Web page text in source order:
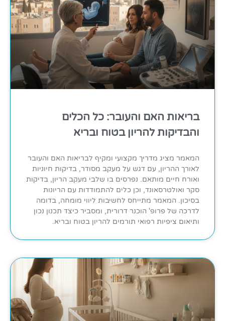
בריאות האם והעובר: כל הכלים
והבדיקות להריון בטוח ובריא
המאמר מציג מדריך מקצועי ומקיף לבריאות האם והעובר
לאורך ההריון, עם דגש על מעקב מסודר, בדיקות חיוניות
ואורח חיים מותאם. נפרסים בו שלבי מעקב הריון, בדיקות
סקר ואולטרסאונד, וכן כלים להתמודדות עם הריונות
בסיכון. המאמר מתייחס לחשיבות ליווי מומחה, בדומה
לדרכה של פרופ' הוכנר דרורית, ומסביר כיצד תכנון נכון
ותיאום ציפיות רפואי תורמים להריון בטוח ובריא.